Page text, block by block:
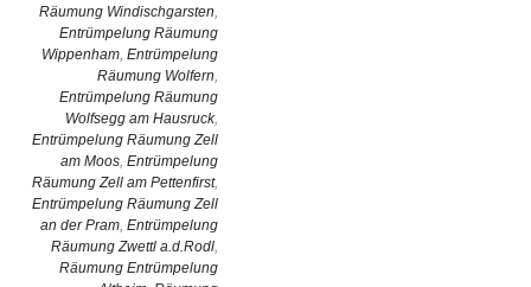
Räumung Windischgarsten,
Entrümpelung Räumung
Wippenham, Entrümpelung
Räumung Wolfern,
Entrümpelung Räumung
Wolfsegg am Hausruck,
Entrümpelung Räumung Zell
am Moos, Entrümpelung
Räumung Zell am Pettenfirst,
Entrümpelung Räumung Zell
an der Pram, Entrümpelung
Räumung Zwettl a.d.Rodl,
Räumung Entrümpelung